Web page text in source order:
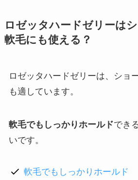
ロゼッタハードゼリーは
軟毛にも使える？
ロゼッタハードゼリーは、ショ
も適しています。
軟毛でもしっかりホールドでき
いです。
軟毛でもしっかりホールド